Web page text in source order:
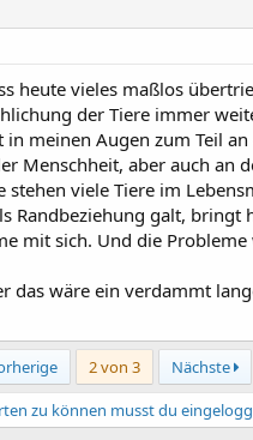
heute vieles maßlos
der Tiere immer
in meinen Augen zum Teil
Menschheit, aber auch an
stehen viele Tiere im
Randbeziehung galt, bringt
mit sich. Und die Probleme
das wäre ein verdammt
2 von 3 Nächste
zu können musst du